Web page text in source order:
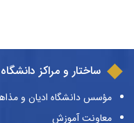
ساختار و مراکز دانشگاه
مؤسس دانشگاه ادیان و
معاونت آموزش